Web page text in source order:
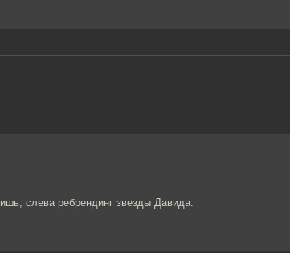
слева ребрендинг звезды Давида.